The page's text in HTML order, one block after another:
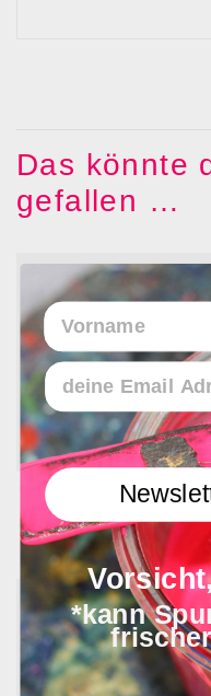
Das könnte
gefallen …
Geschirrtuch Leinen
23,90€
Vorname
Email
*kann